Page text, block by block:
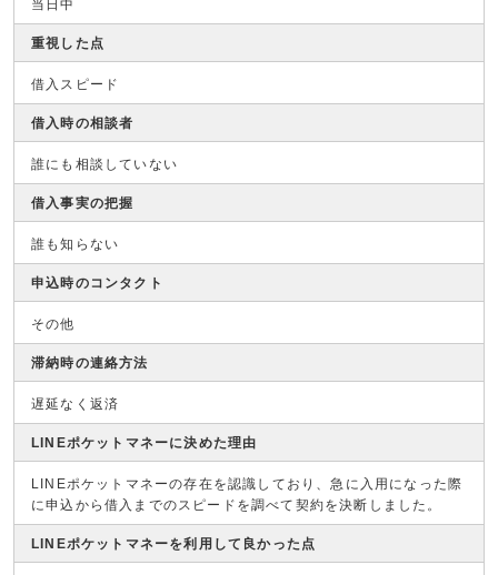
当日中
重視した点
借入スピード
借入時の相談者
誰にも相談していない
借入事実の把握
誰も知らない
申込時のコンタクト
その他
滞納時の連絡方法
遅延なく返済
LINEポケットマネーに決めた理由
LINEポケットマネーの存在を認識しており、急に入用になった際
に申込から借入までのスピードを調べて契約を決断しました。
LINEポケットマネーを利用して良かった点